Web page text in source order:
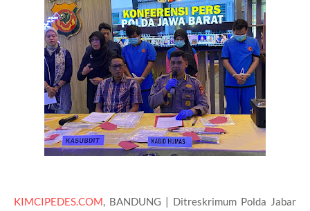
KIMCIPEDES.COM, BANDUNG | Ditreskrimum Polda Jabar